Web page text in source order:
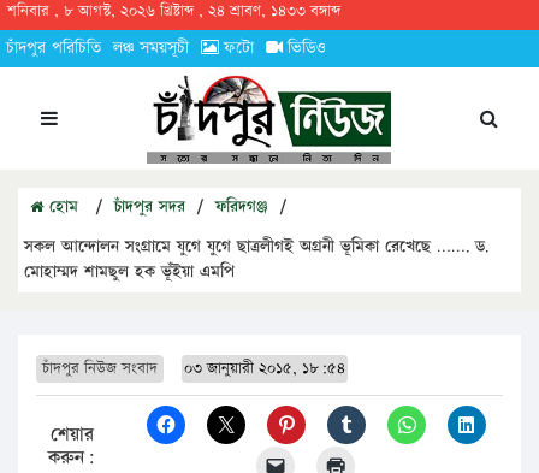
শনিবার , ৮ আগস্ট, ২০২৬ খ্রিষ্টাব্দ , ২৪ শ্রাবণ, ১৪৩৩ বঙ্গাব্দ
চাঁদপুর পরিচিতি লঞ্চ সময়সূচী ফটো ভিডিও
হোম / চাঁদপুর সদর / ফরিদগঞ্জ /
সকল আন্দোলন সংগ্রামে যুগে যুগে ছাত্রলীগই অগ্রনী ভূমিকা রেখেছে ……. ড.
মোহাম্মদ শামছুল হক ভূঁইয়া এমপি
চাঁদপুর নিউজ সংবাদ ০৩ জানুয়ারী ২০১৫, ১৮:৫৪
শেয়ার
করুন: